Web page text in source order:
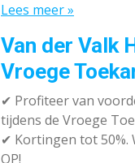
Lees meer »
Van der Valk
Vroege
✔ Profiteer van
tijdens de Vroege
✔ Kortingen tot 50%.
OP!